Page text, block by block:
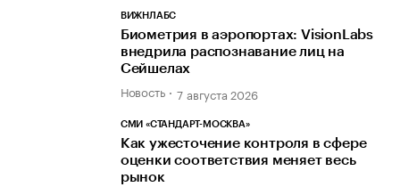
ВИЖНЛАБС
Биометрия в аэропортах: VisionLabs
внедрила распознавание лиц на
Сейшелах
Новость 7 августа 2026
СМИ «СТАНДАРТ-МОСКВА»
Как ужесточение контроля в сфере
оценки соответствия меняет весь
рынок